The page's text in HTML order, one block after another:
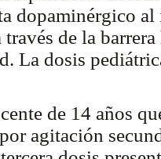
dopaminérgico
de la
La dosis
de 14 años
por agitación